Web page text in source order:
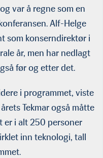
var å regne som en
Alf-Helge
som konserndirektør i
år, men har nedlagt
før og etter det.
i programmet, viste
Tekmar også måtte
er i alt 250 personer
inn teknologi, tall